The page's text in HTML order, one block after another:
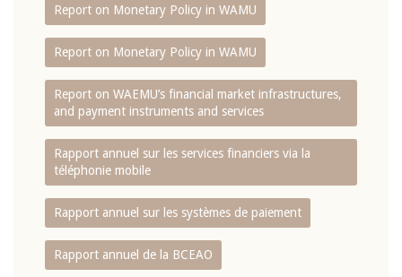
Report on Monetary Policy in WAMU
Report on Monetary Policy in WAMU
Report on WAEMU’s financial market infrastructures,
and payment instruments and services
Rapport annuel sur les services financiers via la
téléphonie mobile
Rapport annuel sur les systèmes de paiement
Rapport annuel de la BCEAO